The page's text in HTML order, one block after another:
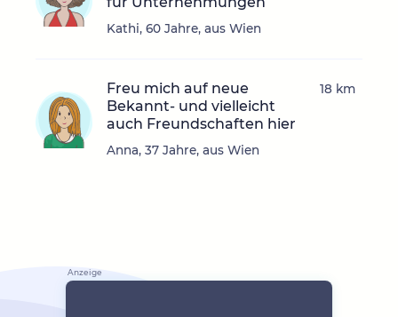
Kathi, 60 Jahre, aus Wien
Freu mich auf neue
Bekannt- und vielleicht
auch Freundschaften hier
Anna, 37 Jahre, aus Wien
18 km